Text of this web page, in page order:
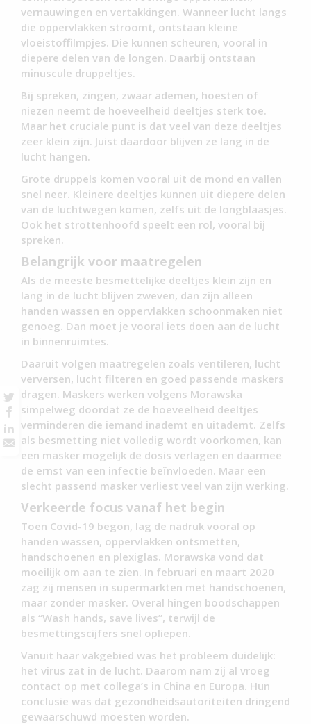
vernauwingen en vertakkingen. Wanneer lucht langs
die oppervlakken stroomt, ontstaan kleine
vloeistoffilmpjes. Die kunnen scheuren, vooral in
diepere delen van de longen. Daarbij ontstaan
minuscule druppeltjes.
Bij spreken, zingen, zwaar ademen, hoesten of
niezen neemt de hoeveelheid deeltjes sterk toe.
Maar het cruciale punt is dat veel van deze deeltjes
zeer klein zijn. Juist daardoor blijven ze lang in de
lucht hangen.
Grote druppels komen vooral uit de mond en vallen
snel neer. Kleinere deeltjes kunnen uit diepere delen
van de luchtwegen komen, zelfs uit de longblaasjes.
Ook het strottenhoofd speelt een rol, vooral bij
spreken.
Belangrijk voor maatregelen
Als de meeste besmettelijke deeltjes klein zijn en
lang in de lucht blijven zweven, dan zijn alleen
handen wassen en oppervlakken schoonmaken niet
genoeg. Dan moet je vooral iets doen aan de lucht
in binnenruimtes.
Daaruit volgen maatregelen zoals ventileren, lucht
verversen, lucht filteren en goed passende maskers
dragen. Maskers werken volgens Morawska
simpelweg doordat ze de hoeveelheid deeltjes
verminderen die iemand inademt en uitademt. Zelfs
als besmetting niet volledig wordt voorkomen, kan
een masker mogelijk de dosis verlagen en daarmee
de ernst van een infectie beïnvloeden. Maar een
slecht passend masker verliest veel van zijn werking.
Verkeerde focus vanaf het begin
Toen Covid-19 begon, lag de nadruk vooral op
handen wassen, oppervlakken ontsmetten,
handschoenen en plexiglas. Morawska vond dat
moeilijk om aan te zien. In februari en maart 2020
zag zij mensen in supermarkten met handschoenen,
maar zonder masker. Overal hingen boodschappen
als “Wash hands, save lives”, terwijl de
besmettingscijfers snel opliepen.
Vanuit haar vakgebied was het probleem duidelijk:
het virus zat in de lucht. Daarom nam zij al vroeg
contact op met collega’s in China en Europa. Hun
conclusie was dat gezondheidsautoriteiten dringend
gewaarschuwd moesten worden.